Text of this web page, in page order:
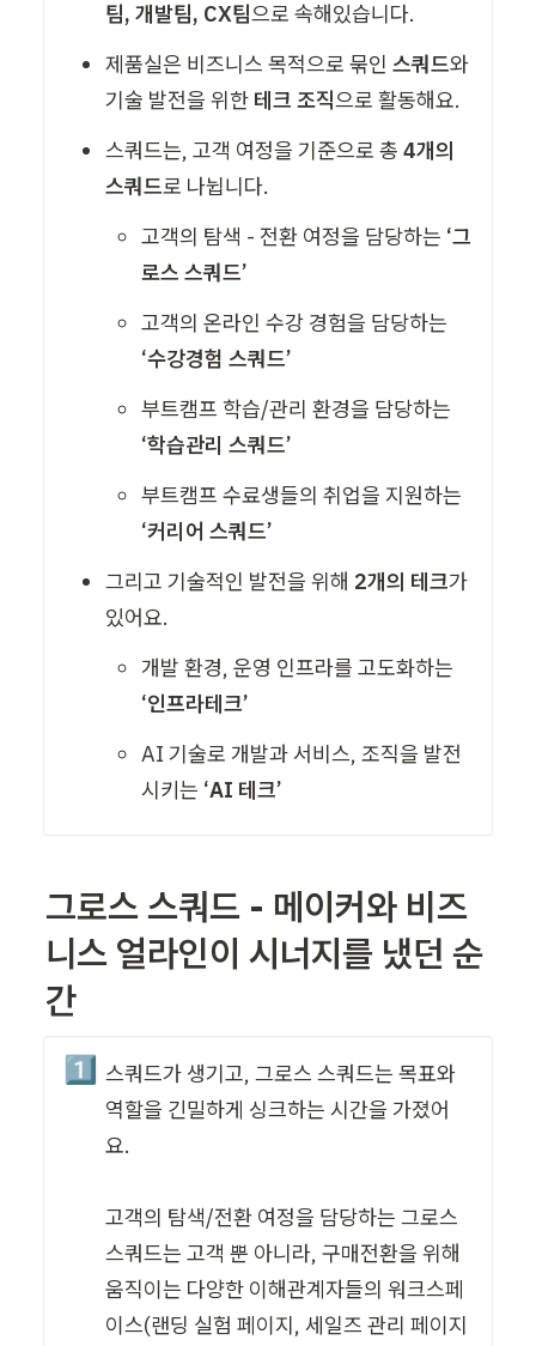
팀, 개발팀, CX팀으로 속해있습니다.
제품실은 비즈니스 목적으로 묶인 스쿼드와
기술 발전을 위한 테크 조직으로 활동해요.
스쿼드는, 고객 여정을 기준으로 총 4개의
스쿼드로 나뉩니다.
고객의 탐색 - 전환 여정을 담당하는 ‘그
로스 스쿼드’
‘수강경험 스쿼드’
‘학습관리 스쿼드’
‘커리어 스쿼드’
그리고 기술적인 발전을 위해 2개의 테크가
있어요.
‘인프라테크’
AI 기술로 개발과 서비스, 조직을 발전
시키는 ‘AI 테크’
그로스 스쿼드 - 메이커와 비즈
니스 얼라인이 시너지를 냈던 순
간
1️⃣
스쿼드가 생기고, 그로스 스쿼드는 목표와
역할을 긴밀하게 싱크하는 시간을 가졌어
요.
고객의 탐색/전환 여정을 담당하는 그로스
스쿼드는 고객 뿐 아니라, 구매전환을 위해
움직이는 다양한 이해관계자들의 워크스페
이스(랜딩 실험 페이지, 세일즈 관리 페이지